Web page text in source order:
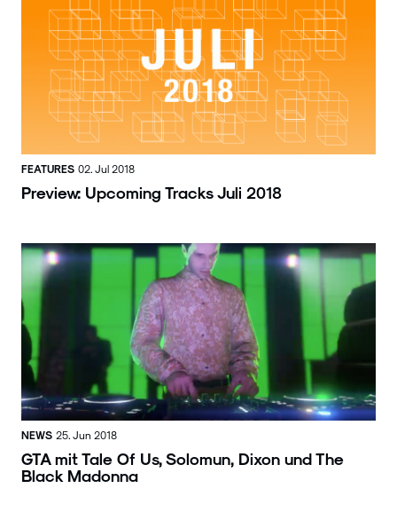
FEATURES 02. Jul 2018
Preview: Upcoming Tracks Juli 2018
NEWS 25. Jun 2018
GTA mit Tale Of Us, Solomun, Dixon und The
Black Madonna